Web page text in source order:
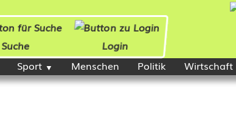
Suche
Login
Sport Menschen Politik Wirtschaft